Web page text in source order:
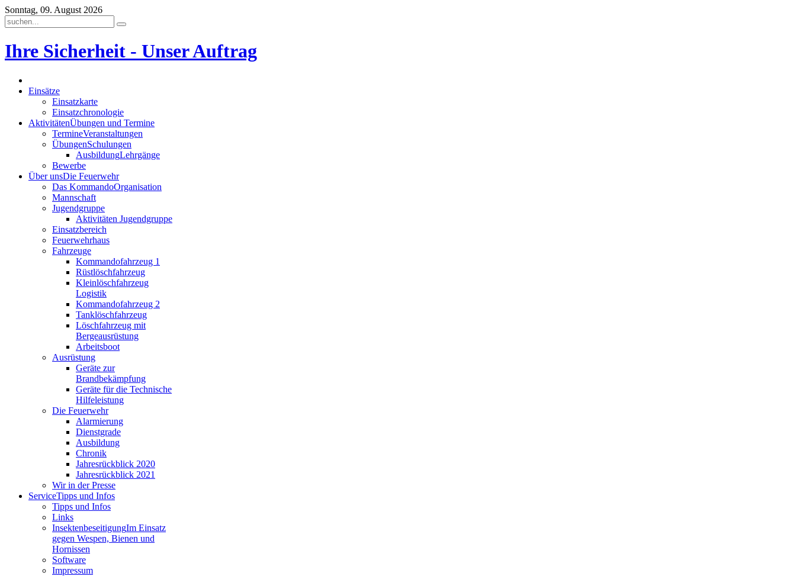
Sonntag, 09. August 2026
Ihre Sicherheit - Unser Auftrag
Einsätze
Einsatzkarte
Einsatzchronologie
AktivitätenÜbungen und Termine
TermineVeranstaltungen
ÜbungenSchulungen
AusbildungLehrgänge
Bewerbe
Über unsDie Feuerwehr
Das KommandoOrganisation
Mannschaft
Jugendgruppe
Aktivitäten Jugendgruppe
Einsatzbereich
Feuerwehrhaus
Fahrzeuge
Kommandofahrzeug 1
Rüstlöschfahrzeug
Kleinlöschfahrzeug
Logistik
Kommandofahrzeug 2
Tanklöschfahrzeug
Löschfahrzeug mit
Bergeausrüstung
Arbeitsboot
Ausrüstung
Geräte zur
Brandbekämpfung
Geräte für die Technische
Hilfeleistung
Die Feuerwehr
Alarmierung
Dienstgrade
Ausbildung
Chronik
Jahresrückblick 2020
Jahresrückblick 2021
Wir in der Presse
ServiceTipps und Infos
Tipps und Infos
Links
InsektenbeseitigungIm Einsatz
gegen Wespen, Bienen und
Hornissen
Software
Impressum